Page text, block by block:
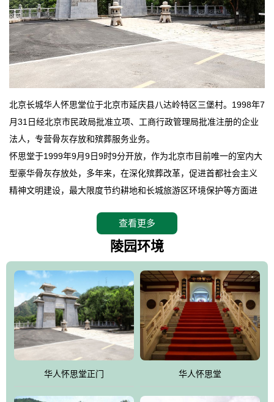
北京长城华人怀思堂位于北京市延庆县八达岭特区三堡村。1998年7
月31日经北京市民政局批准立项、工商行政管理局批准注册的企业
法人，专营骨灰存放和殡葬服务业务。
怀思堂于1999年9月9日9时9分开放，作为北京市目前唯一的室内大
型豪华骨灰存放处，多年来，在深化殡葬改革，促进首都社会主义
精神文明建设，最大限度节约耕地和长城旅游区环境保护等方面进
怀思堂辖区面积15万平方米，整体建筑面积5．8万平方米。主体建
筑有：怀思堂豪华墓室、礼祭大厅、随缘阁、百家姓觅宗长廊等。
仲、无字碑、香灯等。典型的仿秦、汉建筑风格。蓝色的琉璃瓦屋
顶，朱砂红的门、窗、柱、墙，汉白玉雕刻的雄狮、华表，花岗岩
铺成的路面和台阶，洒落其间的花卉、松柏与万里长城浑然一体、
气势宏伟、古朴端庄、别具一格。怀思堂大殿入口两侧是用蜡染技
术描绘的抽象派创意绘画，大环境中的长城文化与炎黄始祖，小环
境的绘画中的河流、山川、彩云、明月，意喻着往生者与长城同
伴，与祖宗同眠，他（她）们的思想与品德与山河同在，与日月同
辉。
查看更多
陵园环境
华人怀思堂正门 华人怀思堂